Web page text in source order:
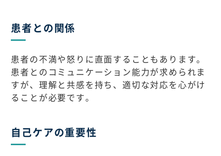
患者との関係
患者の不満や怒りに直面することもあります。
患者とのコミュニケーション能力が求められま
すが、理解と共感を持ち、適切な対応を心がけ
ることが必要です。
自己ケアの重要性